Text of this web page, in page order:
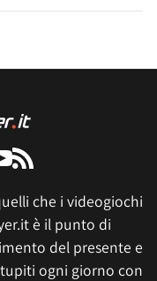
che i videogiochi
è il punto di
del presente e
ogni giorno con